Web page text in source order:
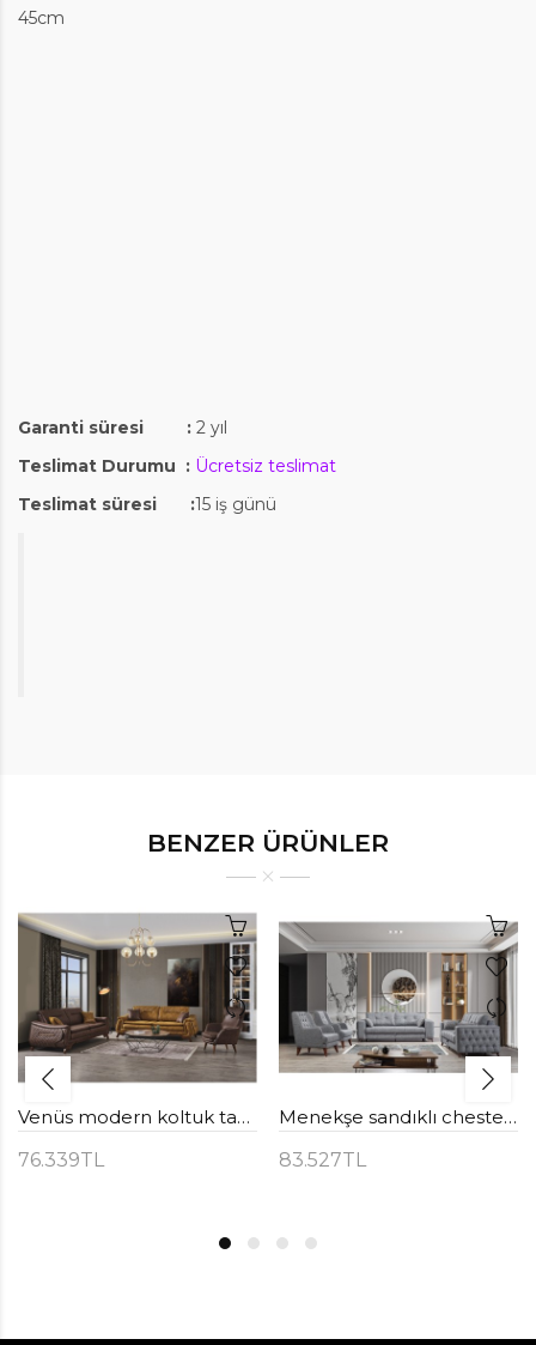
45cm
Garanti süresi : 2 yıl
Teslimat Durumu : Ücretsiz teslimat
Teslimat süresi :15 iş günü
BENZER ÜRÜNLER
Venüs modern koltuk takımı
76.339TL
Menekşe sandıklı chester koltuk takımı
83.527TL